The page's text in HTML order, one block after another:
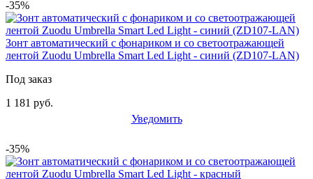
-35%
Зонт автоматический с фонариком и со светоотражающей
лентой Zuodu Umbrella Smart Led Light - синий (ZD107-LAN)
Под заказ
1 181 руб.
Уведомить
-35%